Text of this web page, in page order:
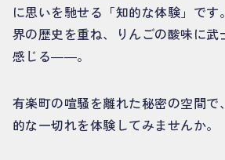
に思いを馳せる「知的な体験」で
界の歴史を重ね、りんごの酸味に武
感じる――。
有楽町の喧騒を離れた秘密の空間で
的な一切れを体験してみませんか。